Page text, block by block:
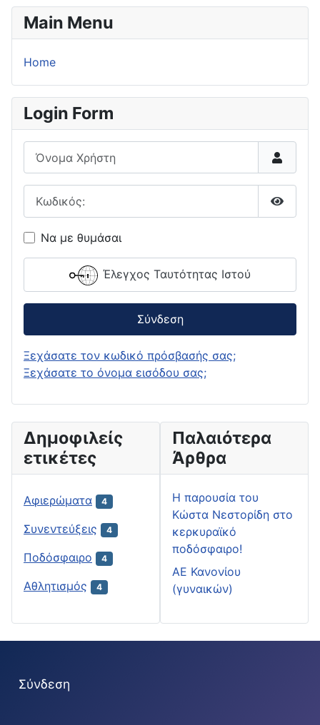
Main Menu
Home
Login Form
Όνομα Χρήστη
Να με θυμάσαι
Έλεγχος Ταυτότητας Ιστού
Σύνδεση
Ξεχάσατε τον κωδικό πρόσβασής σας;
Ξεχάσατε το όνομα εισόδου σας;
Δημοφιλείς
ετικέτες
Αφιερώματα 4
Συνεντεύξεις 4
Ποδόσφαιρο 4
Αθλητισμός 4
Παλαιότερα
Άρθρα
H παρουσία του
Κώστα Νεστορίδη στο
κερκυραϊκό
ποδόσφαιρο!
ΑΕ Κανονίου
(γυναικών)
Σύνδεση